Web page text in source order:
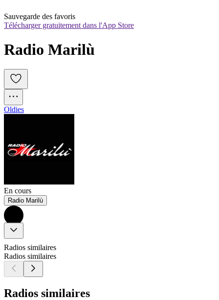
Sauvegarde des favoris
Télécharger gratuitement dans l'App Store
Radio Marilù
Oldies
En cours
Radio Marilù
Radios similaires
Radios similaires
Radios similaires